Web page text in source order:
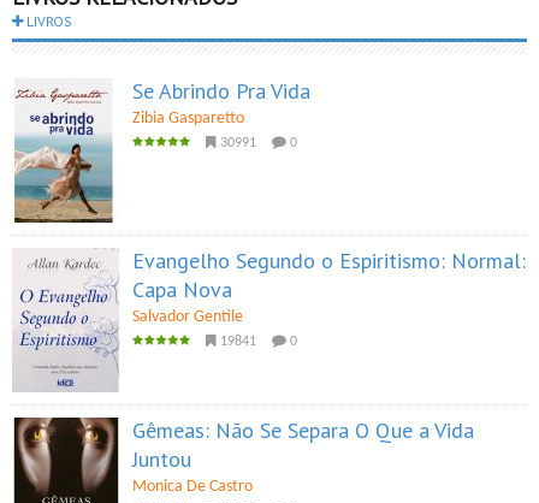
LIVROS
Se Abrindo Pra Vida
Zibia Gasparetto
30991 0
Evangelho Segundo o Espiritismo: Normal:
Capa Nova
Salvador Gentile
19841 0
Gêmeas: Não Se Separa O Que a Vida
Juntou
Monica De Castro